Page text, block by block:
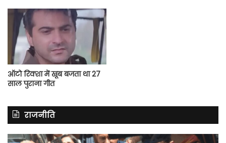
ऑटो रिक्शा में खूब बजता था 27
साल पुराना गीत
राजनीति